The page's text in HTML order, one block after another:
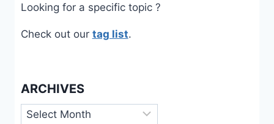
Looking for a specific topic ?
Check out our tag list.
ARCHIVES
Archives